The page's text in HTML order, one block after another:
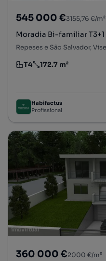
545 000 €3155,76 €/m²
Moradia Bi-familiar
Repeses e São Salvador,
Tipologia
T4
Preço por metro quadrado
172.7 m²
Habifactus
Profissional
360 000 €2000 €/m²